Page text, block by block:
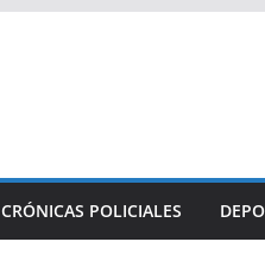
CRÓNICAS POLICIALES